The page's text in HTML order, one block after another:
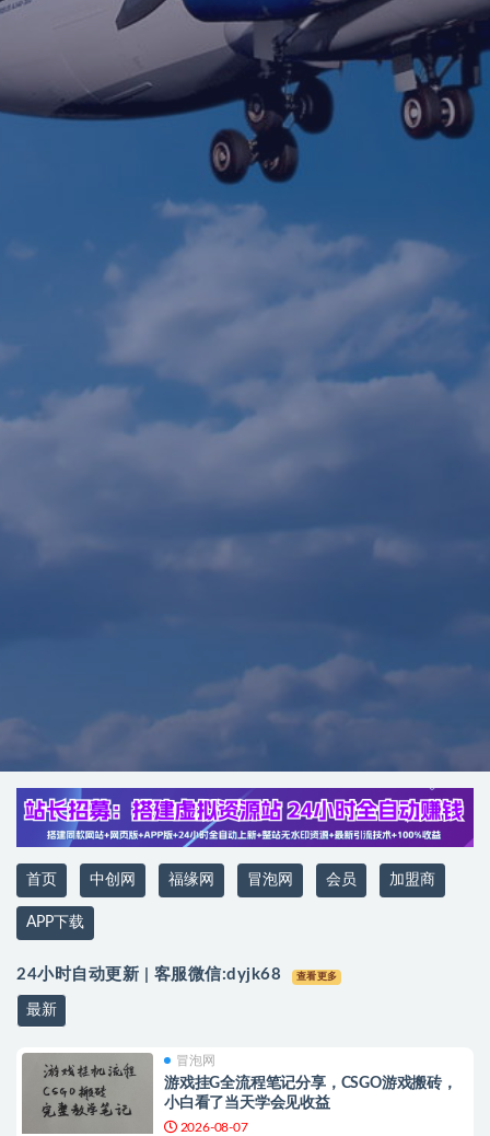
首页 中创网 福缘网 冒泡网 会员 加盟商
APP下载
24小时自动更新 | 客服微信:dyjk68 查看更多
最新
冒泡网
游戏挂G全流程笔记分享，CSGO游戏搬砖，
小白看了当天学会见收益
2026-08-07